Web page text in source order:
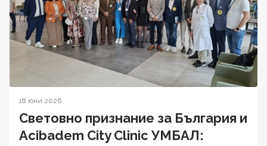
18 юни 2026
Световно признание за България и
Acibadem City Clinic УМБАЛ: